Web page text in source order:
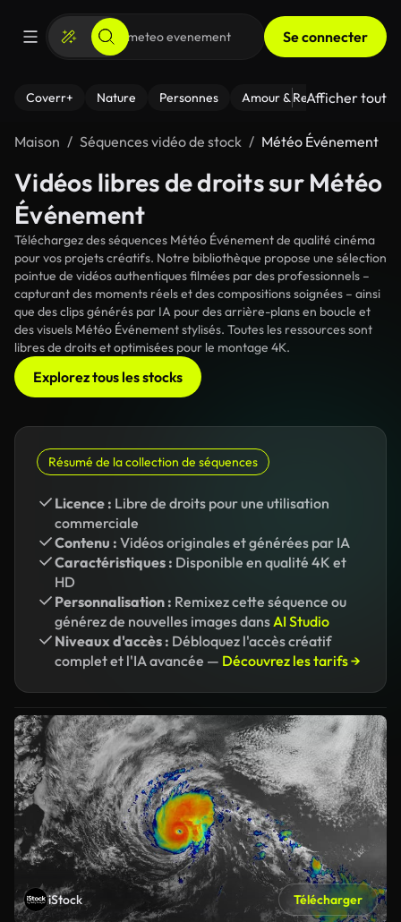
Se connecter
Coverr+ Nature Personnes Amour & Relations Le
Afficher tout
Maison Séquences vidéo de stock Météo Événement
Vidéos libres de droits sur Météo
Événement
Téléchargez des séquences Météo Événement de qualité cinéma
pour vos projets créatifs. Notre bibliothèque propose une sélection
pointue de vidéos authentiques filmées par des professionnels –
capturant des moments réels et des compositions soignées – ainsi
que des clips générés par IA pour des arrière-plans en boucle et
des visuels Météo Événement stylisés. Toutes les ressources sont
libres de droits et optimisées pour le montage 4K.
Explorez tous les stocks
Résumé de la collection de séquences
Licence : Libre de droits pour une utilisation
commerciale
Contenu : Vidéos originales et générées par IA
Caractéristiques : Disponible en qualité 4K et
HD
Personnalisation : Remixez cette séquence ou
générez de nouvelles images dansAI Studio
Niveaux d'accès : Débloquez l'accès créatif
complet et l'IA avancée — Découvrez les tarifs →
iStock Télécharger